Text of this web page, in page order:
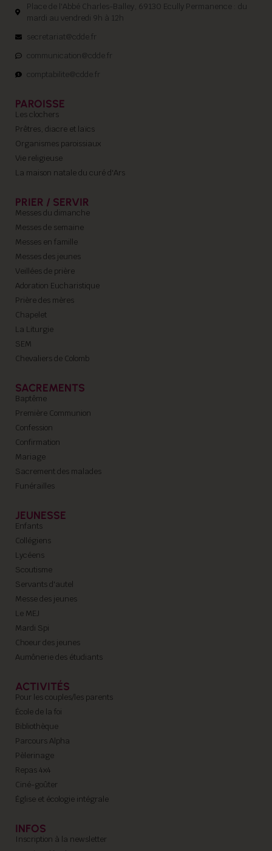
Place de l'Abbé Charles-Balley, 69130 Ecully Permanence : du
mardi au vendredi 9h à 12h
secretariat@cdde.fr
communication@cdde.fr
comptabilite@cdde.fr
PAROISSE
Les clochers
Prêtres, diacre et laïcs
Organismes paroissiaux
Vie religieuse
La maison natale du curé d'Ars
PRIER / SERVIR
Messes du dimanche
Messes de semaine
Messes en famille
Messes des jeunes
Veillées de prière
Adoration Eucharistique
Prière des mères
Chapelet
La Liturgie
SEM
Chevaliers de Colomb
SACREMENTS
Baptême
Première Communion
Confession
Confirmation
Mariage
Sacrement des malades
Funérailles
JEUNESSE
Enfants
Collégiens
Lycéens
Scoutisme
Servants d'autel
Messe des jeunes
Le MEJ
Mardi Spi
Choeur des jeunes
Aumônerie des étudiants
ACTIVITÉS
Pour les couples/les parents
École de la foi
Bibliothèque
Parcours Alpha
Pèlerinage
Repas 4x4
Ciné-goûter
Église et écologie intégrale
INFOS
Inscription à la newsletter